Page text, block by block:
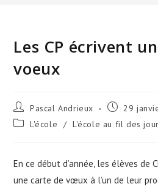
Les CP écrivent
voeux
Auteur/autrice
de
la
Pascal Andrieux
Publication
29
Post L'école / L'école au fil des
En ce début d’année, les élèves de
une carte de vœux à l’un de leur